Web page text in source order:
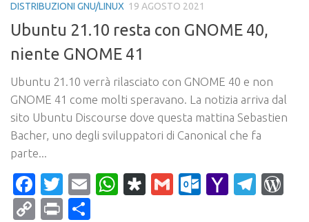
DISTRIBUZIONI GNU/LINUX 19 AGOSTO 2021
Ubuntu 21.10 resta con GNOME 40,
niente GNOME 41
Ubuntu 21.10 verrà rilasciato con GNOME 40 e non
GNOME 41 come molti speravano. La notizia arriva dal
sito Ubuntu Discourse dove questa mattina Sebastien
Bacher, uno degli sviluppatori di Canonical che fa
parte...
Facebook
Twitter
EmailWhatsApp
Diaspora
Gmail Yahoo
CopyPrint